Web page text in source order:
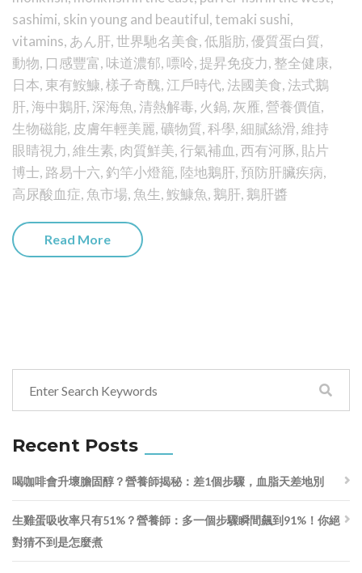
sashimi, skin young and beautiful, temaki sushi,
vitamins, あん肝,世界馳名美食,低脂肪,優質蛋白質,
動物, 口感豐富, 味道濃郁,嘌呤,提昇免疫力, 整全健康,
日本, 東有鮟鱇,樣子奇醜, 江戶時代, 法國美食, 法式鵝
肝, 海中鵝肝, 深海魚, 清熱解毒, 火鍋, 灰雁,營養價值,
生物磁能, 皮膚年輕美麗,礦物質,科學,細膩絲滑,維持
眼睛視力,維生素, 肉質鮮美,行氣補血,西有河豚, 貼片
博士, 路易十六,釣竿小燈籠, 陸地鵝肝,預防肝臟疾病,
高尿酸血症, 魚市場, 魚生,鮟鱇魚, 鵝肝, 鵝肝醬
Read More
Recent Posts
喝咖啡會升壞膽固醇？營養師揭秘：差1個步驟，血脂天差地別
生雞蛋吸收率只有51%？營養師：多一個步驟瞬間飆到91%！你絕
對猜不到是怎麼煮